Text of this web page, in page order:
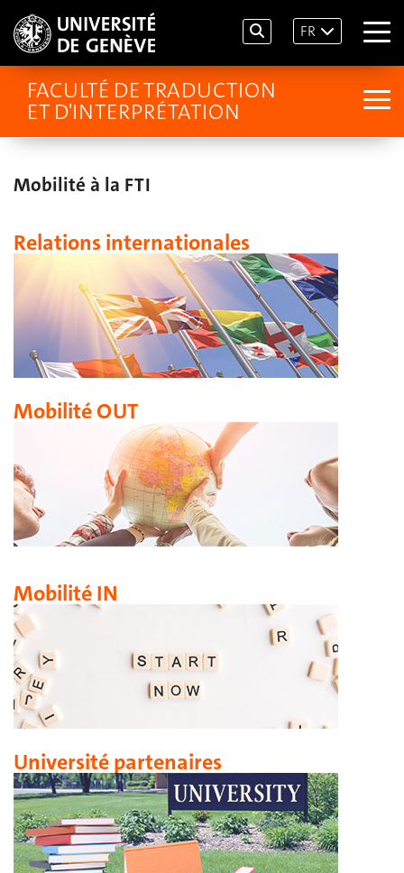
FR
FACULTÉ DE TRADUCTION
ET D'INTERPRÉTATION
Mobilité à la FTI
Relations internationales
Mobilité OUT
Mobilité IN
Université partenaires